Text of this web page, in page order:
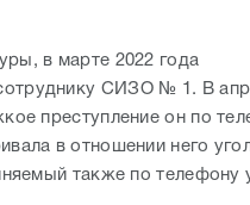
в марте 2022 года
СИЗО № 1. В
преступление он по
в отношении него
также по телефону